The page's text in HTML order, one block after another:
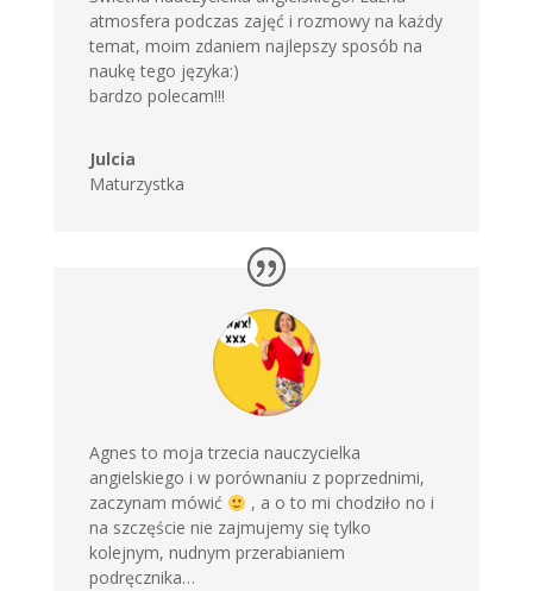
atmosfera podczas zajęć i rozmowy na każdy
temat, moim zdaniem najlepszy sposób na
naukę tego języka:)
bardzo polecam!!!
Julcia
Maturzystka
Agnes to moja trzecia nauczycielka
angielskiego i w porównaniu z poprzednimi,
zaczynam mówić
, a o to mi chodziło no i
na szczęście nie zajmujemy się tylko
kolejnym, nudnym przerabianiem
podręcznika…